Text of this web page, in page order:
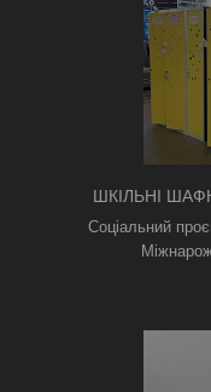
ШКІЛЬНІ
Соціальний